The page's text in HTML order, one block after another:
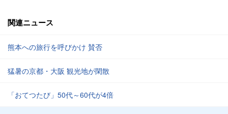
関連ニュース
熊本への旅行を呼びかけ 賛否
猛暑の京都・大阪 観光地が閑散
「おてつたび」50代～60代が4倍